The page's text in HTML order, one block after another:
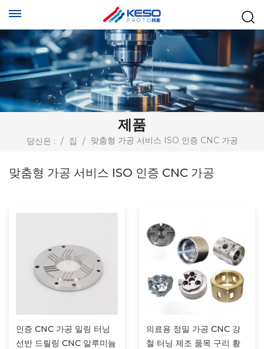
제품
당신은 : / 집 / 맞춤형 가공 서비스 ISO 인증 CNC 가공
맞춤형 가공 서비스 ISO 인증 CNC 가공
인증 CNC 가공 밀링 터닝
선반 드릴링 CNC 알루미늄
의료용 정밀 가공 CNC 강
철 터닝 제조 품목 구리 황